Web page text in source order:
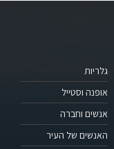
גלריות
אופנה וסטייל
אנשים וחברה
האנשים של העיר